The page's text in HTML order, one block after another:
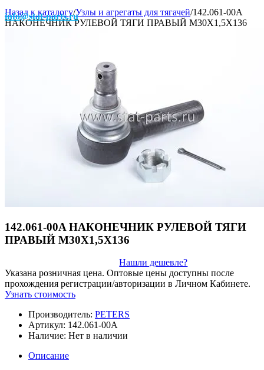
info@stat-parts.ru
Назад к каталогу/Узлы и агрегаты для тягачей/142.061-00A
НАКОНЕЧНИК РУЛЕВОЙ ТЯГИ ПРАВЫЙ M30X1,5X136
142.061-00A НАКОНЕЧНИК РУЛЕВОЙ ТЯГИ
ПРАВЫЙ M30X1,5X136
Нашли дешевле?
Указана розничная цена. Оптовые цены доступны после
прохождения регистрации/авторизации в Личном Кабинете.
Узнать стоимость
Производитель: PETERS
Артикул: 142.061-00A
Наличие: Нет в наличии
Описание